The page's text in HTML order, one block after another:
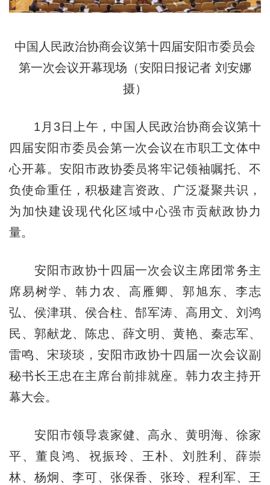
中国人民政治协商会议第十四届安阳市委员会
第一次会议开幕现场（安阳日报记者 刘安娜
摄）
1月3日上午，中国人民政治协商会议第十
四届安阳市委员会第一次会议在市职工文体中
心开幕。安阳市政协委员将牢记领袖嘱托、不
负使命重任，积极建言资政、广泛凝聚共识，
为加快建设现代化区域中心强市贡献政协力
量。
安阳市政协十四届一次会议主席团常务主
席易树学、韩力农、高雁卿、郭旭东、李志
弘、侯津琪、侯合柱、郜军涛、高用文、刘鸿
民、郭献龙、陈忠、薛文明、黄艳、秦志军、
雷鸣、宋琰琰，安阳市政协十四届一次会议副
秘书长王忠在主席台前排就座。韩力农主持开
幕大会。
安阳市领导袁家健、高永、黄明海、徐家
平、董良鸿、祝振玲、王朴、刘胜利、薛崇
林、杨炯、李可、张保香、张玲、程利军、王